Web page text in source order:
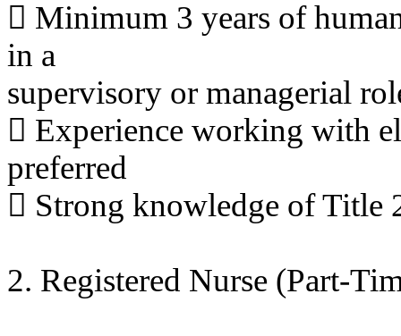
 Minimum 3 years of
in a
supervisory or managerial
 Experience working with
preferred
 Strong knowledge of Title
2. Registered Nurse (Part-